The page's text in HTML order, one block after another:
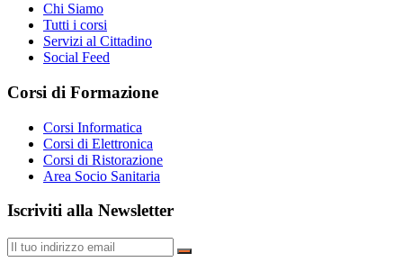
Chi Siamo
Tutti i corsi
Servizi al Cittadino
Social Feed
Corsi di Formazione
Corsi Informatica
Corsi di Elettronica
Corsi di Ristorazione
Area Socio Sanitaria
Iscriviti alla Newsletter